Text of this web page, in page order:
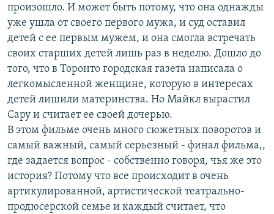
произошло. И может быть потому, что она однажды
уже ушла от своего первого мужа, и суд оставил
детей с ее первым мужем, и она смогла встречать
своих старших детей лишь раз в неделю. Дошло до
того, что в Торонто городская газета написала о
легкомысленной женщине, которую в интересах
детей лишили материнства. Но Майкл вырастил
Сару и считает ее своей дочерью.
В этом фильме очень много сюжетных поворотов и
самый важный, самый серьезный - финал фильма,,
где задается вопрос - собственно говоря, чья же это
история? Потому что все происходит в очень
артикулированной, артистической театрально-
продюсерской семье и каждый считает, что